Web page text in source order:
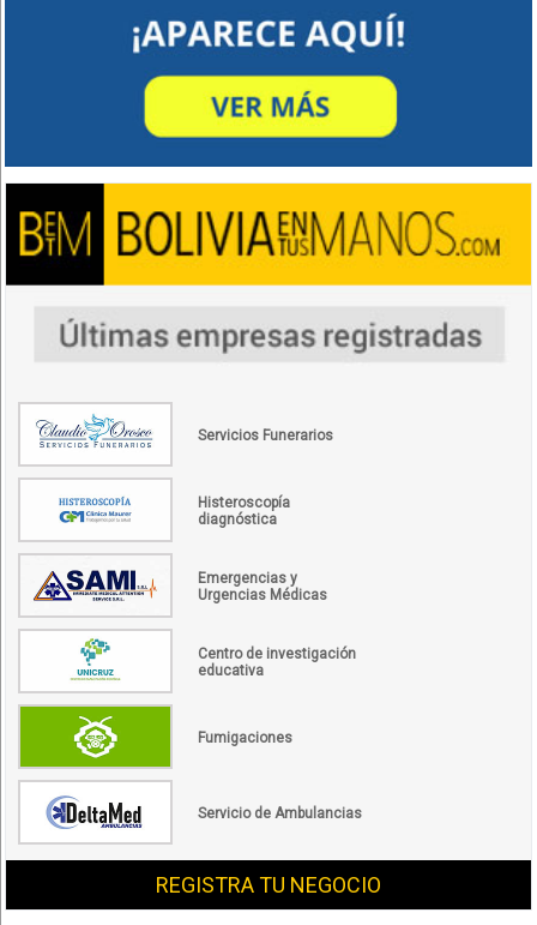
Servicios Funerarios
Histeroscopía
diagnóstica
Emergencias y
Urgencias Médicas
Centro de investigación
educativa
Fumigaciones
Servicio de Ambulancias
REGISTRA TU NEGOCIO